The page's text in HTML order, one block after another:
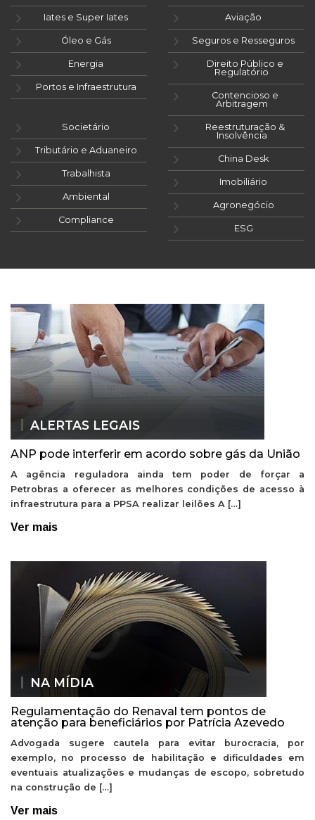
Iates e Super Iates
Óleo e Gás
Energia
Portos e Infraestrutura
Aviação
Seguros e Resseguros
Direito Público e
Regulatório
Contencioso e
Arbitragem
Societário
Tributário e Aduaneiro
Trabalhista
Ambiental
Compliance
Reestruturação &
Insolvência
China Desk
Imobiliário
Agronegócio
ESG
ALERTAS LEGAIS
ANP pode interferir em acordo sobre gás da União
A agência reguladora ainda tem poder de forçar a
Petrobras a oferecer as melhores condições de acesso à
infraestrutura para a PPSA realizar leilões A […]
Ver mais
NA MÍDIA
Regulamentação do Renaval tem pontos de
atenção para beneficiários por Patrícia Azevedo
Advogada sugere cautela para evitar burocracia, por
exemplo, no processo de habilitação e dificuldades em
eventuais atualizações e mudanças de escopo, sobretudo
na construção de […]
Ver mais